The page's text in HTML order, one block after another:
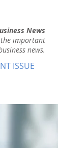
News
the important
news.
ISSUE